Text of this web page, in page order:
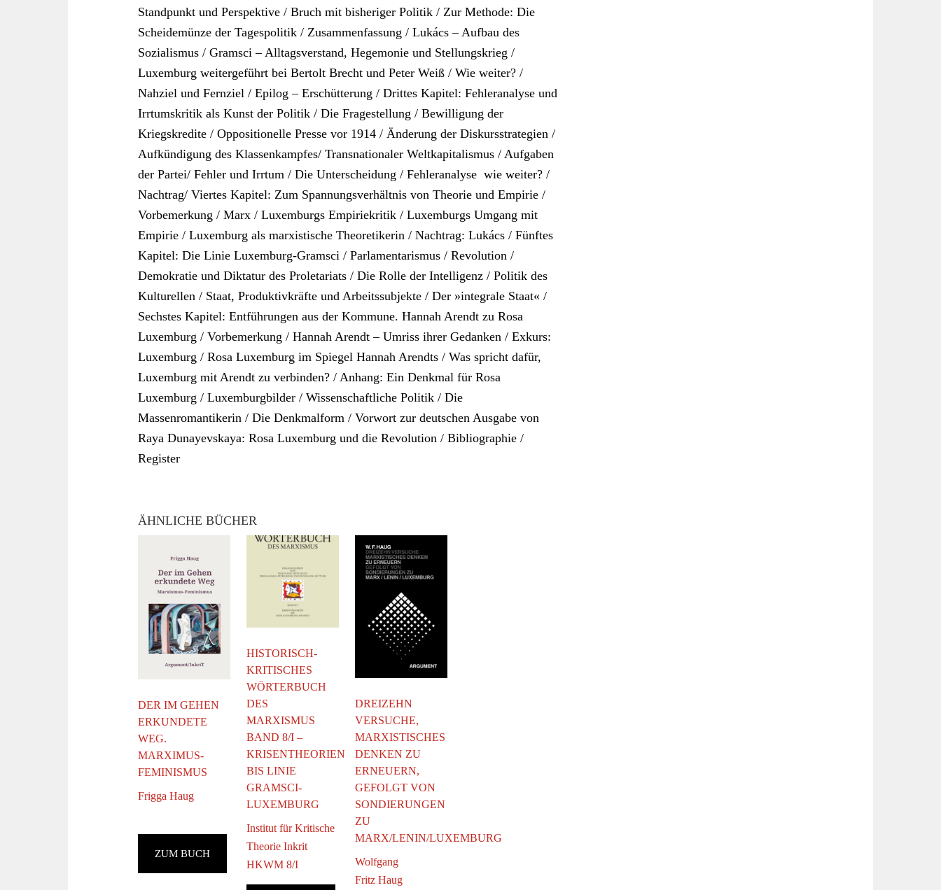
Standpunkt und Perspektive / Bruch mit bisheriger Politik / Zur Methode: Die
Scheidemünze der Tagespolitik / Zusammenfassung / Lukács – Aufbau des
Sozialismus / Gramsci – Alltagsverstand, Hegemonie und Stellungskrieg /
Luxemburg weitergeführt bei Bertolt Brecht und Peter Weiß / Wie weiter? /
Nahziel und Fernziel / Epilog – Erschütterung / Drittes Kapitel: Fehleranalyse und
Irrtumskritik als Kunst der Politik / Die Fragestellung / Bewilligung der
Kriegskredite / Oppositionelle Presse vor 1914 / Änderung der Diskursstrategien /
Aufkündigung des Klassenkampfes/ Transnationaler Weltkapitalismus / Aufgaben
der Partei/ Fehler und Irrtum / Die Unterscheidung / Fehleranalyse  wie weiter? /
Nachtrag/ Viertes Kapitel: Zum Spannungsverhältnis von Theorie und Empirie /
Vorbemerkung / Marx / Luxemburgs Empiriekritik / Luxemburgs Umgang mit
Empirie / Luxemburg als marxistische Theoretikerin / Nachtrag: Lukács / Fünftes
Kapitel: Die Linie Luxemburg-Gramsci / Parlamentarismus / Revolution /
Demokratie und Diktatur des Proletariats / Die Rolle der Intelligenz / Politik des
Kulturellen / Staat, Produktivkräfte und Arbeitssubjekte / Der »integrale Staat« /
Sechstes Kapitel: Entführungen aus der Kommune. Hannah Arendt zu Rosa
Luxemburg / Vorbemerkung / Hannah Arendt – Umriss ihrer Gedanken / Exkurs:
Luxemburg / Rosa Luxemburg im Spiegel Hannah Arendts / Was spricht dafür,
Luxemburg mit Arendt zu verbinden? / Anhang: Ein Denkmal für Rosa
Luxemburg / Luxemburgbilder / Wissenschaftliche Politik / Die
Massenromantikerin / Die Denkmalform / Vorwort zur deutschen Ausgabe von
Raya Dunayevskaya: Rosa Luxemburg und die Revolution / Bibliographie /
Register
ÄHNLICHE BÜCHER
DER IM GEHEN
ERKUNDETE
WEG.
MARXIMUS-
FEMINISMUS
Frigga Haug
ZUM BUCH
HISTORISCH-
KRITISCHES
WÖRTERBUCH
DES
MARXISMUS
BAND 8/I –
KRISENTHEORIEN
BIS LINIE
GRAMSCI-
LUXEMBURG
Institut für Kritische
Theorie Inkrit
HKWM 8/I
DREIZEHN
VERSUCHE,
MARXISTISCHES
DENKEN ZU
ERNEUERN,
GEFOLGT VON
SONDIERUNGEN
ZU
MARX/LENIN/LUXEMBURG
Wolfgang
Fritz Haug